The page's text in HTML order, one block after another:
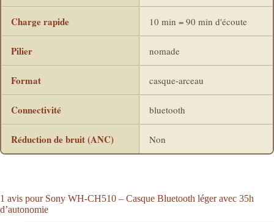
Charge rapide 10 min = 90 min d'écoute
Pilier nomade
Format casque-arceau
Connectivité bluetooth
Réduction de bruit (ANC) Non
1 avis pour Sony WH-CH510 – Casque Bluetooth léger avec 35h
d’autonomie